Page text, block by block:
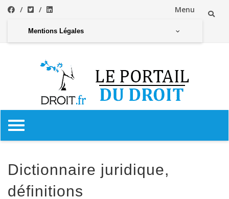
Menu
Mentions Légales
Dictionnaire juridique,
définitions